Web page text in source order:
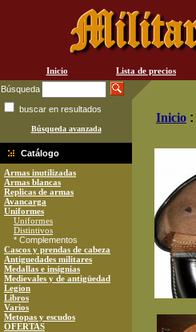
Inicio Lista de precios
Búsqueda
buscar en resultados
Búsqueda avanzada
Catálogo
Armas inutilizadas
Armas blancas
Replicas de armas
Avancarga
Uniformes
Uniformes
Distintivos
* Complementos
Cascos y prendas de cabeza
Antiguedades militares
Medallas e insignias
Medievales y de antigüedad
Legion
Libros
Varios
Metopas y escudos
OFERTAS
Inicio :